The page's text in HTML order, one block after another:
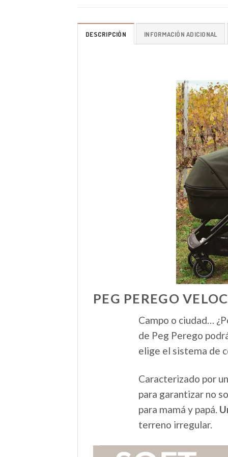
DESCRIPCIÓN INFORMACIÓN ADICIONAL
PEG PEREGO
Campo o ciudad…
de Peg Perego
elige el sistema de
Caracterizado por
para garantizar no
para mamá y papá.
terreno irregular.